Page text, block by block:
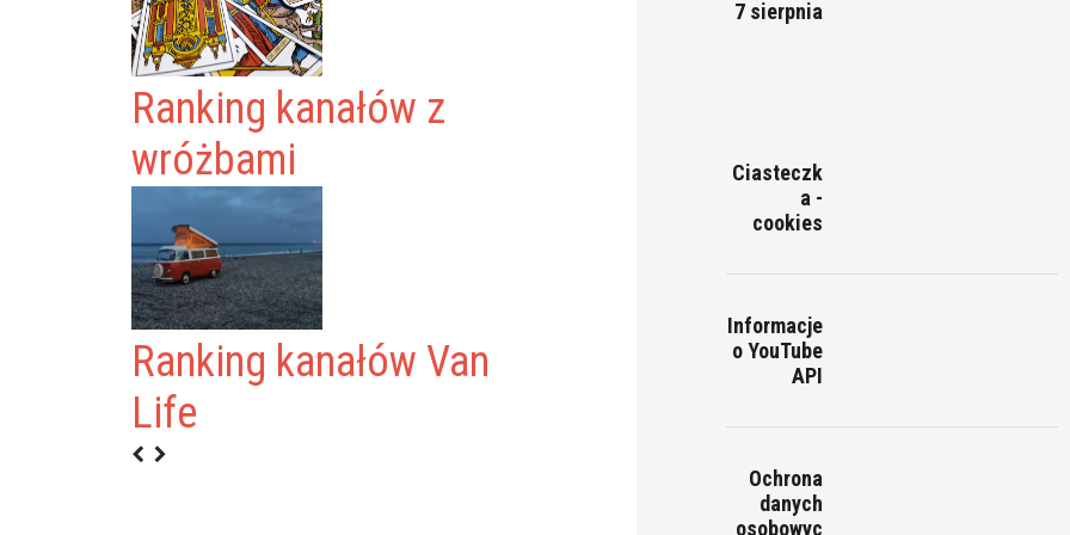
Ranking kanałów z
wróżbami
Ranking kanałów Van
Life
Z
STAND-UP
7 sierpnia
Ciasteczk
a -
cookies
Informacje
o YouTube
API
Ochrona
danych
osobowyc